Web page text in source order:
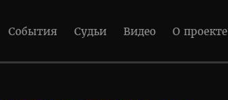
События Судьи Видео О проекте